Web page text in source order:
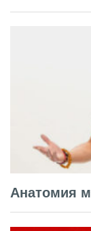
Анатомия